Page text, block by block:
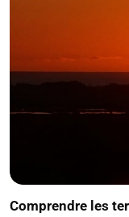
Comprendre les